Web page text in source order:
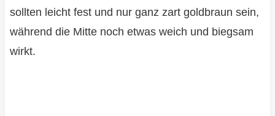
sollten leicht fest und nur ganz zart goldbraun sein,
während die Mitte noch etwas weich und biegsam
wirkt.